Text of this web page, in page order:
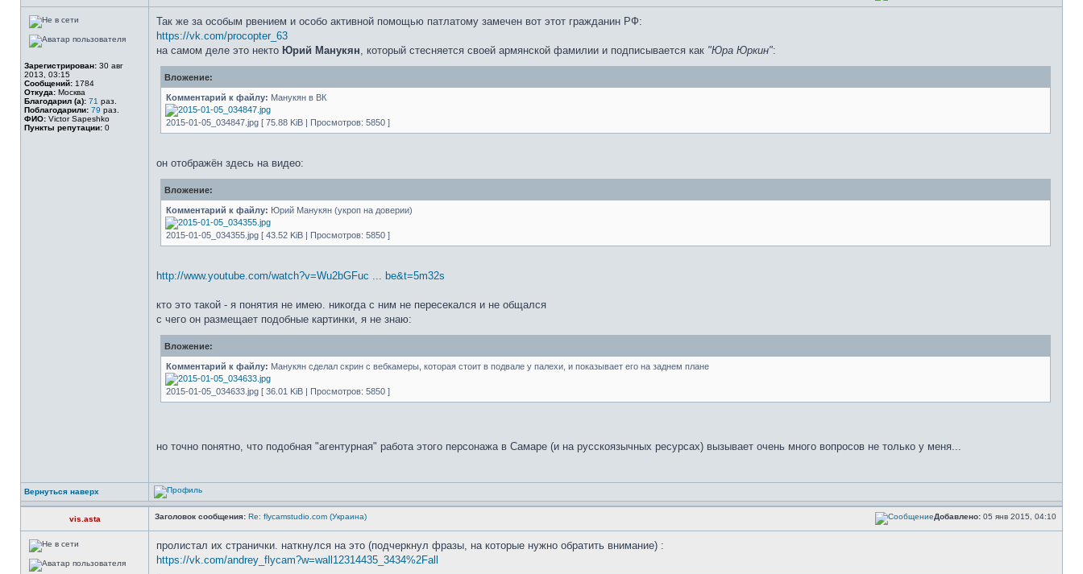
Зарегистрирован: 30 авг
2013, 03:15
Сообщений: 1784
Откуда: Москва
Благодарил (а): 71 раз.
Поблагодарили: 79 раз.
ФИО: Victor Sapeshko
Пункты репутации: 0
Так же за особым рвением и особо активной помощью патлатому замечен вот этот гражданин РФ:
https://vk.com/procopter_63
на самом деле это некто Юрий Манукян, который стесняется своей армянской фамилии и подписывается как "Юра Юркин":
Вложение:
Комментарий к файлу: Манукян в ВК
2015-01-05_034847.jpg [ 75.88 KiB | Просмотров: 5850 ]
он отображён здесь на видео:
Вложение:
Комментарий к файлу: Юрий Манукян (укроп на доверии)
2015-01-05_034355.jpg [ 43.52 KiB | Просмотров: 5850 ]
http://www.youtube.com/watch?v=Wu2bGFuc ... be&t=5m32s
кто это такой - я понятия не имею. никогда с ним не пересекался и не общался
с чего он размещает подобные картинки, я не знаю:
Вложение:
Комментарий к файлу: Манукян сделал скрин с вебкамеры, которая стоит в подвале у палехи, и показывает его на заднем плане
2015-01-05_034633.jpg [ 36.01 KiB | Просмотров: 5850 ]
но точно понятно, что подобная "агентурная" работа этого персонажа в Самаре (и на русскоязычных ресурсах) вызывает очень много вопросов не только у меня...
Вернуться наверх
vis.asta Заголовок сообщения: Re: flycamstudio.com (Украина) Добавлено: 05 янв 2015, 04:10
пролистал их странички. наткнулся на это (подчеркнул фразы, на которые нужно обратить внимание) :
https://vk.com/andrey_flycam?w=wall12314435_3434%2Fall